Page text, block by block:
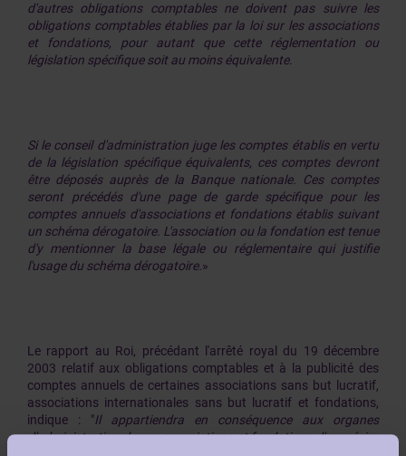
d'autres obligations comptables ne doivent pas suivre les
obligations comptables établies par la loi sur les associations
et fondations, pour autant que cette réglementation ou
législation spécifique soit au moins équivalente.
Si le conseil d'administration juge les comptes établis en vertu
de la législation spécifique équivalents, ces comptes devront
être déposés auprès de la Banque nationale. Ces comptes
seront précédés d'une page de garde spécifique pour les
comptes annuels d'associations et fondations établis suivant
un schéma dérogatoire. L'association ou la fondation est tenue
d'y mentionner la base légale ou réglementaire qui justifie
l'usage du schéma dérogatoire. »
Le rapport au Roi, précédant l'arrêté royal du 19 décembre
2003 relatif aux obligations comptables et à la publicité des
comptes annuels de certaines associations sans but lucratif,
associations internationales sans but lucratif et fondations,
indique : "Il appartiendra en conséquence aux organes
d'administration de ces associations et fondations d'apprécier,